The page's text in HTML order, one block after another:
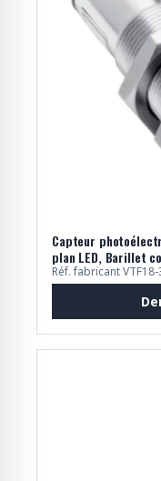
Capteur
plan LED, Barillet
Réf. fabricant